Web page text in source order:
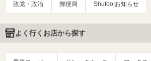
政党・政治 郵便局 Shufoo!お知らせ
よく行くお店から探す